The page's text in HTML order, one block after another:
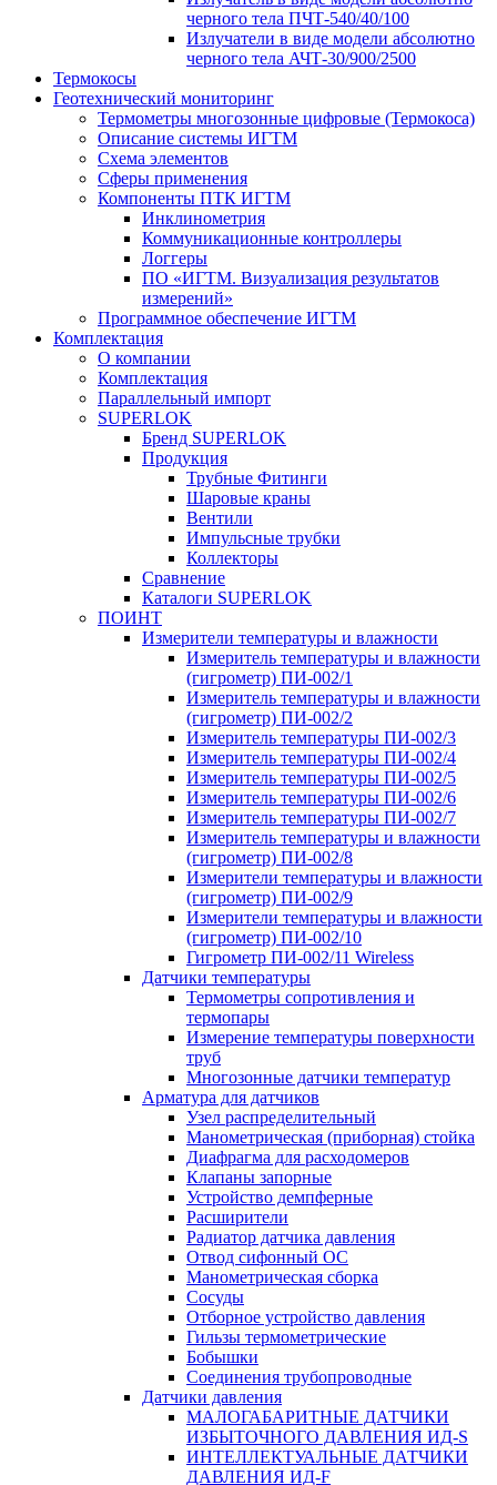
черного тела ПЧТ-540/40/100
Излучатели в виде модели абсолютно
черного тела АЧТ-30/900/2500
Термокосы
Геотехнический мониторинг
Термометры многозонные цифровые (Термокоса)
Описание системы ИГТМ
Схема элементов
Сферы применения
Компоненты ПТК ИГТМ
Инклинометрия
Коммуникационные контроллеры
Логгеры
ПО «ИГТМ. Визуализация результатов
измерений»
Программное обеспечение ИГТМ
Комплектация
О компании
Комплектация
Параллельный импорт
SUPERLOK
Бренд SUPERLOK
Продукция
Трубные Фитинги
Шаровые краны
Вентили
Импульсные трубки
Коллекторы
Сравнение
Каталоги SUPERLOK
ПОИНТ
Измерители температуры и влажности
Измеритель температуры и влажности
(гигрометр) ПИ-002/1
Измеритель температуры и влажности
(гигрометр) ПИ-002/2
Измеритель температуры ПИ-002/3
Измеритель температуры ПИ-002/4
Измеритель температуры ПИ-002/5
Измеритель температуры ПИ-002/6
Измеритель температуры ПИ-002/7
Измеритель температуры и влажности
(гигрометр) ПИ-002/8
Измерители температуры и влажности
(гигрометр) ПИ-002/9
Измерители температуры и влажности
(гигрометр) ПИ-002/10
Гигрометр ПИ-002/11 Wireless
Датчики температуры
Термометры сопротивления и
термопары
Измерение температуры поверхности
труб
Многозонные датчики температур
Арматура для датчиков
Узел распределительный
Манометрическая (приборная) стойка
Диафрагма для расходомеров
Клапаны запорные
Устройство демпферные
Расширители
Радиатор датчика давления
Отвод сифонный ОС
Манометрическая сборка
Сосуды
Отборное устройство давления
Гильзы термометрические
Бобышки
Соединения трубопроводные
Датчики давления
МАЛОГАБАРИТНЫЕ ДАТЧИКИ
ИЗБЫТОЧНОГО ДАВЛЕНИЯ ИД-S
ИНТЕЛЛЕКТУАЛЬНЫЕ ДАТЧИКИ
ДАВЛЕНИЯ ИД-F